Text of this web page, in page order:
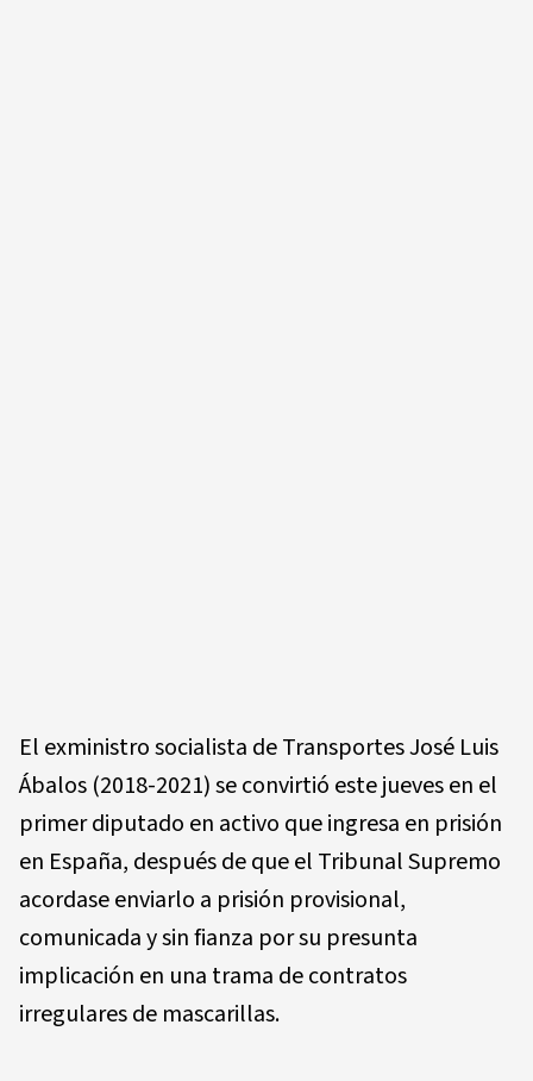
El exministro socialista de Transportes José Luis
Ábalos (2018-2021) se convirtió este jueves en el
primer diputado en activo que ingresa en prisión
en España, después de que el Tribunal Supremo
acordase enviarlo a prisión provisional,
comunicada y sin fianza por su presunta
implicación en una trama de contratos
irregulares de mascarillas.